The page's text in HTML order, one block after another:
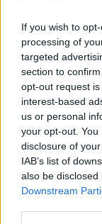
If you wish to
processing of
targeted
section to
opt-out request
interest-based
us or personal
your opt-out.
disclosure of
IAB’s list of
also be
Downstream
Bra,